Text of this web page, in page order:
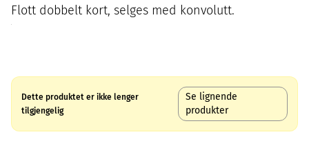
Flott dobbelt kort, selges med konvolutt.
Dette produktet er ikke lenger
tilgjengelig
Se lignende
produkter